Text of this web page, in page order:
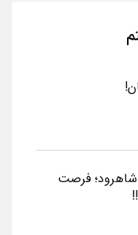
شهرک صنعتی شماره 2 شاهرود؛ فرصت